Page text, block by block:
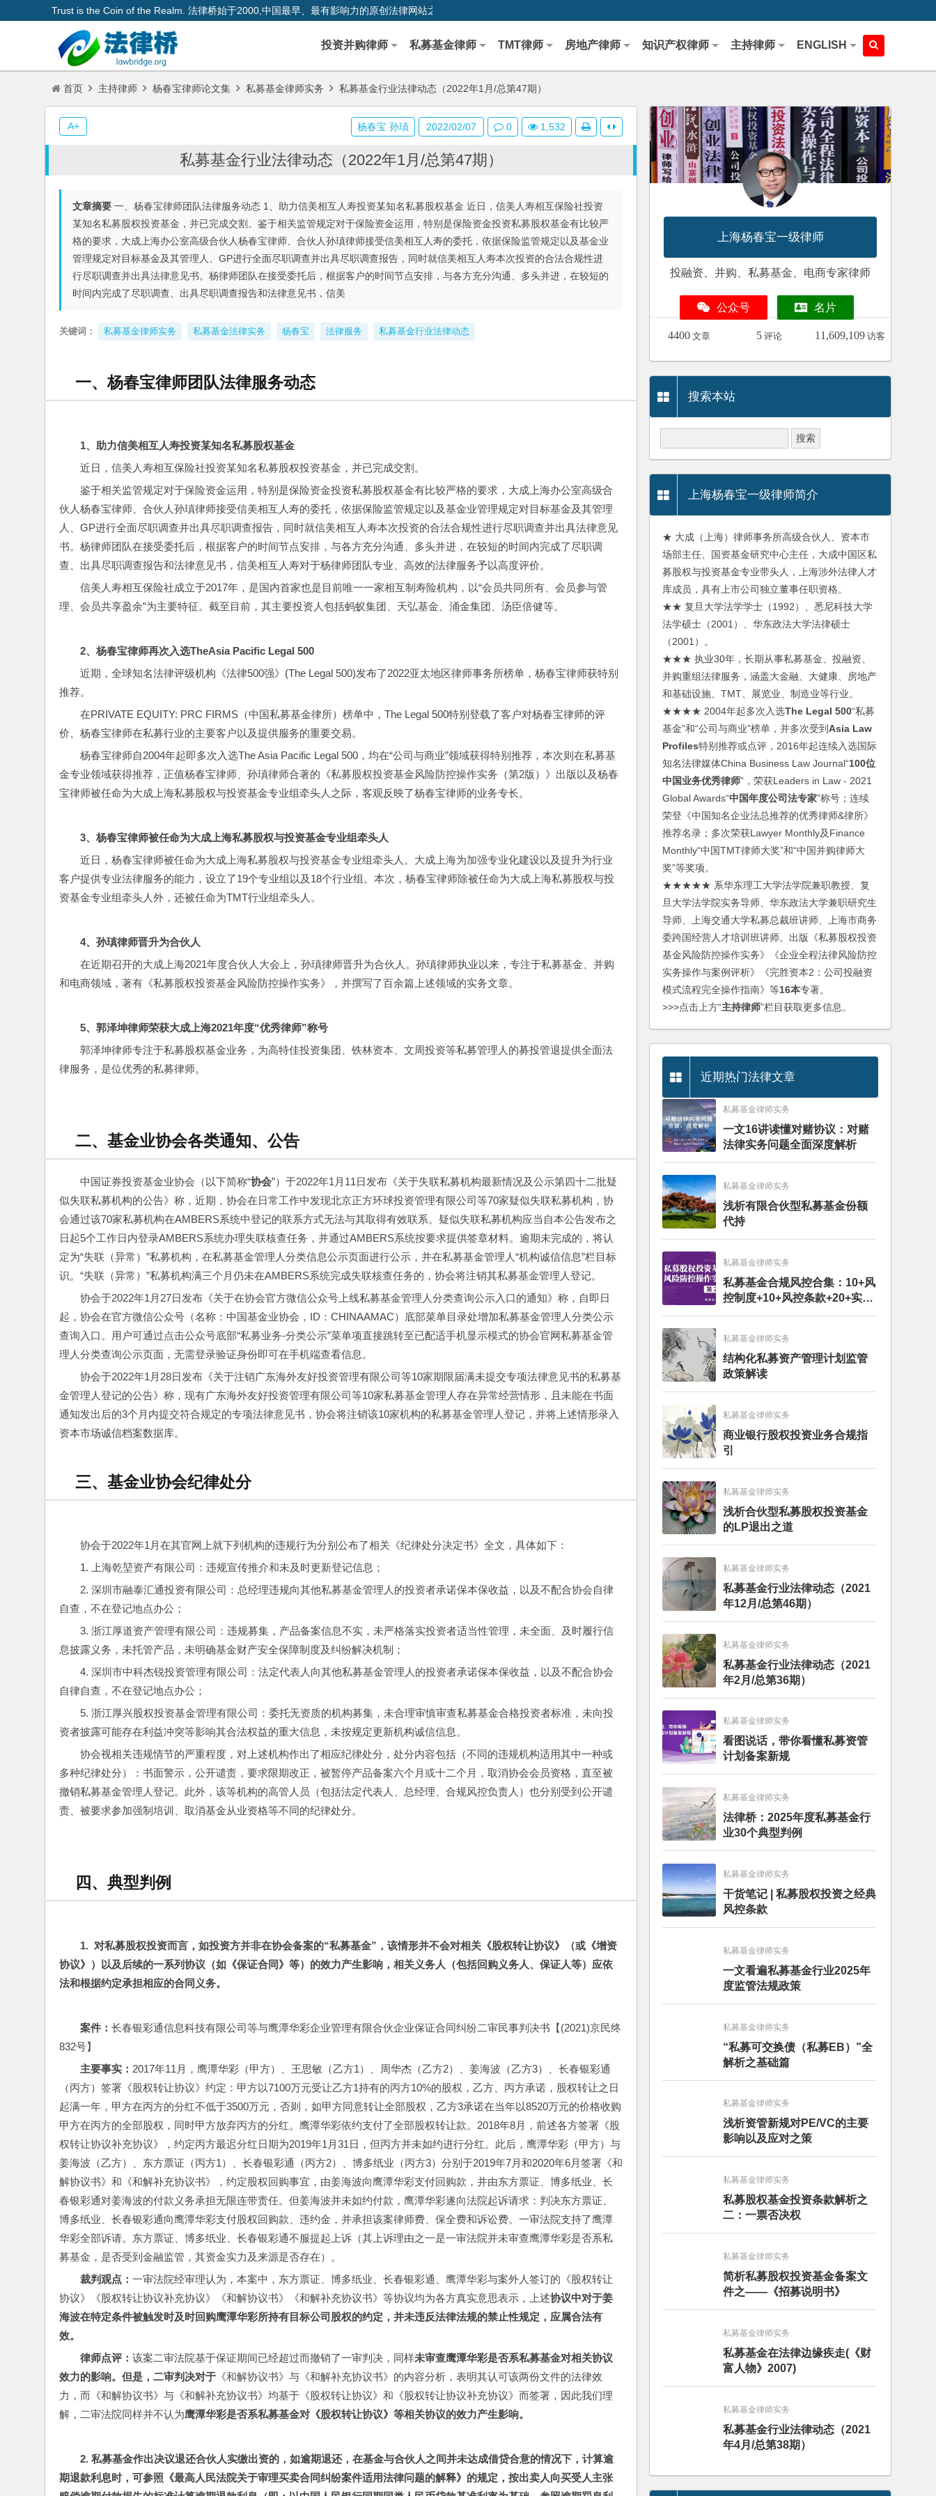
Trust is the Coin of the Realm. 法律桥始于2000,中国最早、最有影响力的原创法律网站之一
投资并购律师 私募基金律师 TMT律师 房地产律师 知识产权律师 主持律师 ENGLISH
首页 主持律师 杨春宝律师论文集 私募基金律师实务 私募基金行业法律动态（2022年1月/总第47期）
私募基金行业法律动态（2022年1月/总第47期）
文章摘要 一、杨春宝律师团队法律服务动态 1、助力信美相互人寿投资某知名私募股权基金 近日，信美人寿相互保险社投资
某知名私募股权投资基金，并已完成交割。鉴于相关监管规定对于保险资金运用，特别是保险资金投资私募股权基金有比较严
格的要求，大成上海办公室高级合伙人杨春宝律师、合伙人孙瑱律师接受信美相互人寿的委托，依据保险监管规定以及基金业
管理规定对目标基金及其管理人、GP进行全面尽职调查并出具尽职调查报告，同时就信美相互人寿本次投资的合法合规性进
行尽职调查并出具法律意见书。杨律师团队在接受委托后，根据客户的时间节点安排，与各方充分沟通、多头并进，在较短的
时间内完成了尽职调查、出具尽职调查报告和法律意见书，信美
关键词： 私募基金律师实务 私募基金法律实务 杨春宝 法律服务 私募基金行业法律动态
一、杨春宝律师团队法律服务动态
1、助力信美相互人寿投资某知名私募股权基金
近日，信美人寿相互保险社投资某知名私募股权投资基金，并已完成交割。
鉴于相关监管规定对于保险资金运用，特别是保险资金投资私募股权基金有比较严格的要求，大成上海办公室高级合
伙人杨春宝律师、合伙人孙瑱律师接受信美相互人寿的委托，依据保险监管规定以及基金业管理规定对目标基金及其管理
人、GP进行全面尽职调查并出具尽职调查报告，同时就信美相互人寿本次投资的合法合规性进行尽职调查并出具法律意见
书。杨律师团队在接受委托后，根据客户的时间节点安排，与各方充分沟通、多头并进，在较短的时间内完成了尽职调
查、出具尽职调查报告和法律意见书，信美相互人寿对于杨律师团队专业、高效的法律服务予以高度评价。
信美人寿相互保险社成立于2017年，是国内首家也是目前唯一一家相互制寿险机构，以“会员共同所有、会员参与管
理、会员共享盈余”为主要特征。截至目前，其主要投资人包括蚂蚁集团、天弘基金、涌金集团、汤臣倍健等。
2、杨春宝律师再次入选TheAsia Pacific Legal 500
近期，全球知名法律评级机构《法律500强》(The Legal 500)发布了2022亚太地区律师事务所榜单，杨春宝律师获特别
推荐。
在PRIVATE EQUITY: PRC FIRMS（中国私募基金律所）榜单中，The Legal 500特别登载了客户对杨春宝律师的评
价、杨春宝律师在私募行业的主要客户以及提供服务的重要交易。
杨春宝律师自2004年起即多次入选The Asia Pacific Legal 500，均在“公司与商业”领域获得特别推荐，本次则在私募基
金专业领域获得推荐，正值杨春宝律师、孙瑱律师合著的《私募股权投资基金风险防控操作实务（第2版）》出版以及杨春
宝律师被任命为大成上海私募股权与投资基金专业组牵头人之际，客观反映了杨春宝律师的业务专长。
3、杨春宝律师被任命为大成上海私募股权与投资基金专业组牵头人
近日，杨春宝律师被任命为大成上海私募股权与投资基金专业组牵头人。大成上海为加强专业化建设以及提升为行业
客户提供专业法律服务的能力，设立了19个专业组以及18个行业组。本次，杨春宝律师除被任命为大成上海私募股权与投
资基金专业组牵头人外，还被任命为TMT行业组牵头人。
4、孙瑱律师晋升为合伙人
在近期召开的大成上海2021年度合伙人大会上，孙瑱律师晋升为合伙人。孙瑱律师执业以来，专注于私募基金、并购
和电商领域，著有《私募股权投资基金风险防控操作实务》，并撰写了百余篇上述领域的实务文章。
5、郭泽坤律师荣获大成上海2021年度“优秀律师”称号
郭泽坤律师专注于私募股权基金业务，为高特佳投资集团、铁林资本、文周投资等私募管理人的募投管退提供全面法
律服务，是位优秀的私募律师。
二、基金业协会各类通知、公告
中国证券投资基金业协会（以下简称“协会”）于2022年1月11日发布《关于失联私募机构最新情况及公示第四十二批疑
似失联私募机构的公告》称，近期，协会在日常工作中发现北京正方环球投资管理有限公司等70家疑似失联私募机构，协
会通过该70家私募机构在AMBERS系统中登记的联系方式无法与其取得有效联系。疑似失联私募机构应当自本公告发布之
日起5个工作日内登录AMBERS系统办理失联核查任务，并通过AMBERS系统按要求提供签章材料。逾期未完成的，将认
定为“失联（异常）”私募机构，在私募基金管理人分类信息公示页面进行公示，并在私募基金管理人“机构诚信信息”栏目标
识。“失联（异常）”私募机构满三个月仍未在AMBERS系统完成失联核查任务的，协会将注销其私募基金管理人登记。
协会于2022年1月27日发布《关于在协会官方微信公众号上线私募基金管理人分类查询公示入口的通知》称，自即日
起，协会在官方微信公众号（名称：中国基金业协会，ID：CHINAAMAC）底部菜单目录处增加私募基金管理人分类公示
查询入口。用户可通过点击公众号底部“私募业务-分类公示”菜单项直接跳转至已配适手机显示模式的协会官网私募基金管
理人分类查询公示页面，无需登录验证身份即可在手机端查看信息。
协会于2022年1月28日发布《关于注销广东海外友好投资管理有限公司等10家期限届满未提交专项法律意见书的私募基
金管理人登记的公告》称，现有广东海外友好投资管理有限公司等10家私募基金管理人存在异常经营情形，且未能在书面
通知发出后的3个月内提交符合规定的专项法律意见书，协会将注销该10家机构的私募基金管理人登记，并将上述情形录入
资本市场诚信档案数据库。
三、基金业协会纪律处分
协会于2022年1月在其官网上就下列机构的违规行为分别公布了相关《纪律处分决定书》全文，具体如下：
1. 上海乾堃资产有限公司：违规宣传推介和未及时更新登记信息；
2. 深圳市融泰汇通投资有限公司：总经理违规向其他私募基金管理人的投资者承诺保本保收益，以及不配合协会自律
自查，不在登记地点办公；
3. 浙江厚道资产管理有限公司：违规募集，产品备案信息不实，未严格落实投资者适当性管理，未全面、及时履行信
息披露义务，未托管产品，未明确基金财产安全保障制度及纠纷解决机制；
4. 深圳市中科杰锐投资管理有限公司：法定代表人向其他私募基金管理人的投资者承诺保本保收益，以及不配合协会
自律自查，不在登记地点办公；
5. 浙江厚兴股权投资基金管理有限公司：委托无资质的机构募集，未合理审慎审查私募基金合格投资者标准，未向投
资者披露可能存在利益冲突等影响其合法权益的重大信息，未按规定更新机构诚信信息。
协会视相关违规情节的严重程度，对上述机构作出了相应纪律处分，处分内容包括（不同的违规机构适用其中一种或
多种纪律处分）：书面警示，公开谴责，要求限期改正，被暂停产品备案六个月或十二个月，取消协会会员资格，直至被
撤销私募基金管理人登记。此外，该等机构的高管人员（包括法定代表人、总经理、合规风控负责人）也分别受到公开谴
责、被要求参加强制培训、取消基金从业资格等不同的纪律处分。
四、典型判例
1. 对私募股权投资而言，如投资方并非在协会备案的“私募基金”，该情形并不会对相关《股权转让协议》（或《增资
协议》）以及后续的一系列协议（如《保证合同》等）的效力产生影响，相关义务人（包括回购义务人、保证人等）应依
法和根据约定承担相应的合同义务。
案件： 长春银彩通信息科技有限公司等与鹰潭华彩企业管理有限合伙企业保证合同纠纷二审民事判决书【(2021)京民终
832号】
主要事实： 2017年11月，鹰潭华彩（甲方）、王思敏（乙方1）、周华杰（乙方2）、姜海波（乙方3）、长春银彩通
（丙方）签署《股权转让协议》约定：甲方以7100万元受让乙方1持有的丙方10%的股权，乙方、丙方承诺，股权转让之日
起满一年，甲方在丙方的分红不低于3500万元，否则，如甲方同意转让全部股权，乙方3承诺在当年以8520万元的价格收购
甲方在丙方的全部股权，同时甲方放弃丙方的分红。鹰潭华彩依约支付了全部股权转让款。2018年8月，前述各方签署《股
权转让协议补充协议》，约定丙方最迟分红日期为2019年1月31日，但丙方并未如约进行分红。此后，鹰潭华彩（甲方）与
姜海波（乙方）、东方票证（丙方1）、长春银彩通（丙方2）、博多纸业（丙方3）分别于2019年7月和2020年6月签署《和
解协议书》和《和解补充协议书》，约定股权回购事宜，由姜海波向鹰潭华彩支付回购款，并由东方票证、博多纸业、长
春银彩通对姜海波的付款义务承担无限连带责任。但姜海波并未如约付款，鹰潭华彩遂向法院起诉请求：判决东方票证、
博多纸业、长春银彩通向鹰潭华彩支付股权回购款、违约金，并承担该案律师费、保全费和诉讼费。一审法院支持了鹰潭
华彩全部诉请。东方票证、博多纸业、长春银彩通不服提起上诉（其上诉理由之一是一审法院并未审查鹰潭华彩是否系私
募基金，是否受到金融监管，其资金实力及来源是否存在）。
裁判观点： 一审法院经审理认为，本案中，东方票证、博多纸业、长春银彩通、鹰潭华彩与案外人签订的《股权转让
协议》《股权转让协议补充协议》《和解协议书》《和解补充协议书》等协议均为各方真实意思表示，上述协议中对于姜
海波在特定条件被触发时及时回购鹰潭华彩所持有目标公司股权的约定，并未违反法律法规的禁止性规定，应属合法有
效。
律师点评： 该案二审法院基于保证期间已经超过而撤销了一审判决，同样未审查鹰潭华彩是否系私募基金对相关协议
效力的影响。但是，二审判决对于 《和解协议书》与《和解补充协议书》的内容分析，表明其认可该两份文件的法律效
力，而《和解协议书》与《和解补充协议书》均基于《股权转让协议》和《股权转让协议补充协议》而签署，因此我们理
解，二审法院同样并不认为鹰潭华彩是否系私募基金对 《股权转让协议》等相关协议的效力产生影响。
2. 私募基金作出决议退还合伙人实缴出资的，如逾期退还，在基金与合伙人之间并未达成借贷合意的情况下，计算逾
期退款利息时，可参照《最高人民法院关于审理买卖合同纠纷案件适用法律问题的解释》的规定，按出卖人向买受人主张
杨春宝 孙瑱 2022/02/07 0 1,532
A+
上海杨春宝一级律师
投融资、并购、私募基金、电商专家律师
公众号 名片
4400 文章 5 评论 11,609,109 访客
搜索本站
上海杨春宝一级律师简介
★ 大成（上海）律师事务所高级合伙人、资本市
场部主任、国资基金研究中心主任，大成中国区私
募股权与投资基金专业带头人，上海涉外法律人才
库成员，具有上市公司独立董事任职资格。
★★ 复旦大学法学学士（1992）、悉尼科技大学
法学硕士（2001）、华东政法大学法律硕士
（2001）。
★★★ 执业30年，长期从事私募基金、投融资、
并购重组法律服务，涵盖大金融、大健康、房地产
和基础设施、TMT、展览业、制造业等行业。
★★★★ 2004年起多次入选The Legal 500“私募
基金”和“公司与商业”榜单，并多次受到Asia Law
Profiles特别推荐或点评，2016年起连续入选国际
知名法律媒体China Business Law Journal“100位
中国业务优秀律师”，荣获Leaders in Law - 2021
Global Awards“中国年度公司法专家”称号；连续
荣登《中国知名企业法总推荐的优秀律师&律所》
推荐名录；多次荣获Lawyer Monthly及Finance
Monthly“中国TMT律师大奖”和“中国并购律师大
奖”等奖项。
★★★★★ 系华东理工大学法学院兼职教授、复
旦大学法学院实务导师、华东政法大学兼职研究生
导师、上海交通大学私募总裁班讲师、上海市商务
委跨国经营人才培训班讲师。出版《私募股权投资
基金风险防控操作实务》《企业全程法律风险防控
实务操作与案例评析》《完胜资本2：公司投融资
模式流程完全操作指南》等16本专著。
>>>点击上方“主持律师”栏目获取更多信息。
近期热门法律文章
私募基金律师实务
一文16讲读懂对赌协议：对赌
法律实务问题全面深度解析
私募基金律师实务
浅析有限合伙型私募基金份额
代持
私募基金律师实务
私募基金合规风控合集：10+风
控制度+10+风控条款+20+实务
文章+每月动态
私募基金律师实务
结构化私募资产管理计划监管
政策解读
私募基金律师实务
商业银行股权投资业务合规指
引
私募基金律师实务
浅析合伙型私募股权投资基金
的LP退出之道
私募基金律师实务
私募基金行业法律动态（2021
年12月/总第46期）
私募基金律师实务
私募基金行业法律动态（2021
年2月/总第36期）
私募基金律师实务
看图说话，带你看懂私募资管
计划备案新规
私募基金律师实务
法律桥：2025年度私募基金行
业30个典型判例
私募基金律师实务
干货笔记 | 私募股权投资之经典
风控条款
私募基金律师实务
一文看遍私募基金行业2025年
度监管法规政策
私募基金律师实务
“私募可交换债（私募EB）”全
解析之基础篇
私募基金律师实务
浅析资管新规对PE/VC的主要
影响以及应对之策
私募基金律师实务
私募股权基金投资条款解析之
二：一票否决权
私募基金律师实务
简析私募股权投资基金备案文
件之——《招募说明书》
私募基金律师实务
私募基金在法律边缘疾走(《财
富人物》2007)
私募基金律师实务
私募基金行业法律动态（2021
年4月/总第38期）